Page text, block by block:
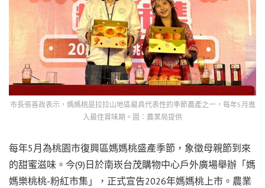
市長張善政表示，媽媽桃是拉拉山地區最具代表性的季節農產之一，每年5月進
入最佳賞味期。圖：農業局提供
每年5月為桃園市復興區媽媽桃盛產季節，象徵母親節到來
的甜蜜滋味。今(9)日於南崁台茂購物中心戶外廣場舉辦「媽
媽樂桃桃-粉紅市集」，正式宣告2026年媽媽桃上市。農業